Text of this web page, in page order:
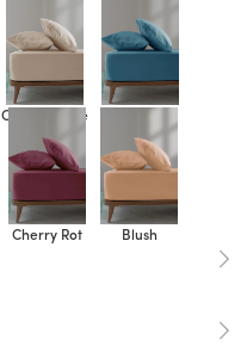
Orchid Beige
Cherry Rot Blush